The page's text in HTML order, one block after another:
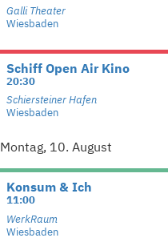
Galli Theater
Wiesbaden
Schiff Open Air Kino
20:30
Schiersteiner Hafen
Wiesbaden
Montag, 10. August
Konsum & Ich
11:00
WerkRaum
Wiesbaden